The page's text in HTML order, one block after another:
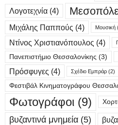
Λογοτεχνία (4)
Μιχάλης Παππούς (4) Μουσική
Ντίνος Χριστιανόπουλος (4)
Πανεπιστήμιο Θεσσαλονίκης (3)
Πρόσφυγες (4) Σχέδιο Εμπράρ (2)
Φεστιβάλ Κινηματογράφου
Φωτογράφοι (9)
βυζαντινά μνημεία (5)